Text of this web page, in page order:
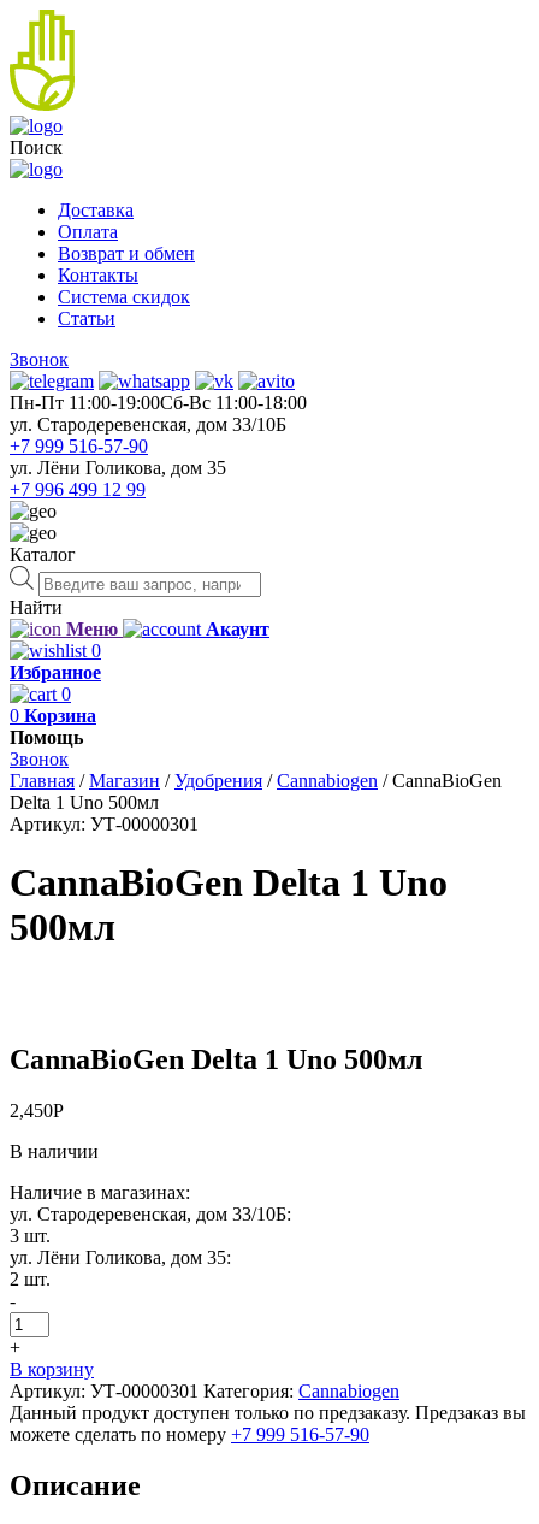
Поиск
Доставка
Оплата
Возврат и обмен
Контакты
Система скидок
Статьи
Звонок
Пн-Пт 11:00-19:00Cб-Вс 11:00-18:00
ул. Стародеревенская, дом 33/10Б
+7 999 516-57-90
ул. Лёни Голикова, дом 35
+7 996 499 12 99
Каталог
Поиск
товаров
Найти
Меню
Акаунт
0
Избранное
0
0 Корзина
Помощь
Звонок
Главная /Магазин /Удобрения /Cannabiogen /CannaBioGen
Delta 1 Uno 500мл
Артикул: УТ-00000301
CannaBioGen Delta 1 Uno
500мл
CannaBioGen Delta 1 Uno 500мл
2,450Р
В наличии
Наличие в магазинах:
ул. Стародеревенская, дом 33/10Б:
3 шт.
ул. Лёни Голикова, дом 35:
2 шт.
-
+
В корзину
Артикул: УТ-00000301 Категория: Cannabiogen
Данный продукт доступен только по предзаказу. Предзаказ вы
можете сделать по номеру +7 999 516-57-90
Описание